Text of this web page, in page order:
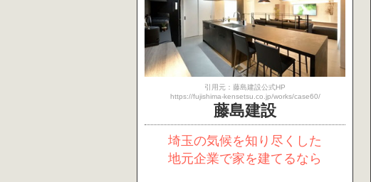
引用元：藤島建設公式HP
https://fujishima-kensetsu.co.jp/works/case60/
藤島建設
埼玉の気候を知り尽くした
地元企業で家を建てるなら